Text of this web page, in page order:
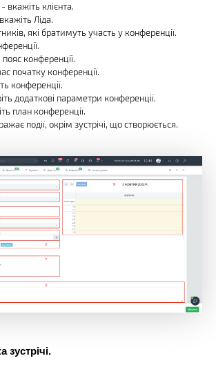
вкажіть клієнта.
Ліда.
які братимуть участь у конференції.
конференції.
початку конференції.
конференції.
додаткові параметри конференції.
план конференції.
події, окрім зустрічі, що створюється.
зустрічі.